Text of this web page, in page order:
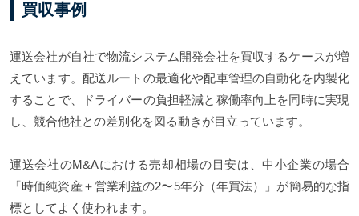
買収事例
運送会社が自社で物流システム開発会社を買収するケースが増
えています。配送ルートの最適化や配車管理の自動化を内製化
することで、ドライバーの負担軽減と稼働率向上を同時に実現
し、競合他社との差別化を図る動きが目立っています。
運送会社のM&Aにおける売却相場の目安は、中小企業の場合
「時価純資産＋営業利益の2〜5年分（年買法）」が簡易的な指
標としてよく使われます。